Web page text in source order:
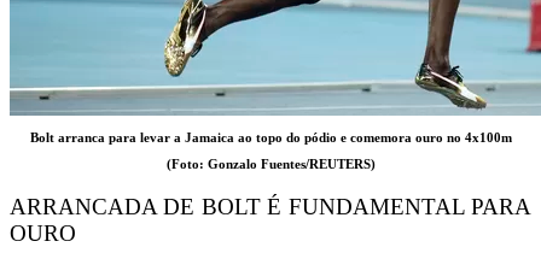
Bolt arranca para levar a Jamaica ao topo do pódio e comemora ouro no 4x100m
(Foto: Gonzalo Fuentes/REUTERS)
ARRANCADA DE BOLT É FUNDAMENTAL PARA
OURO